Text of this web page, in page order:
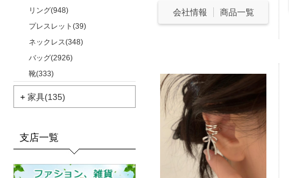
リング(948)
プレスレット(39)
ネックレス(348)
バッグ(2926)
靴(333)
+ 家具(135)
支店一覧
会社情報 商品一覧